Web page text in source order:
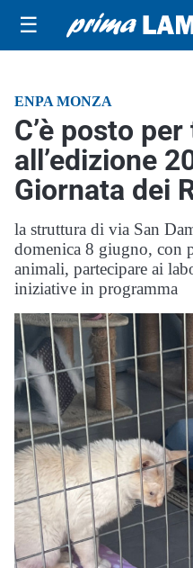
☰
ENPA MONZA
C’è posto
all’edizione
Giornata dei
la struttura di via San
domenica 8 giugno, con
animali, partecipare ai
iniziative in programma